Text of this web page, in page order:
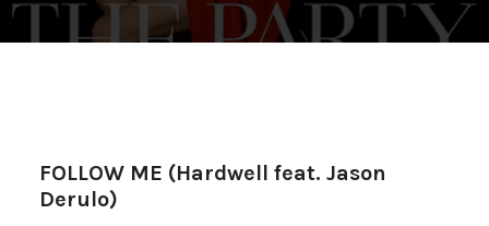
FOLLOW ME (Hardwell feat. Jason
Derulo)